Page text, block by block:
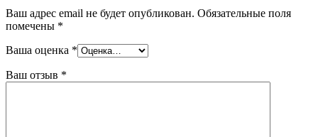
Ваш адрес email не будет опубликован. Обязательные поля
помечены *
Ваша оценка *
Ваш отзыв *